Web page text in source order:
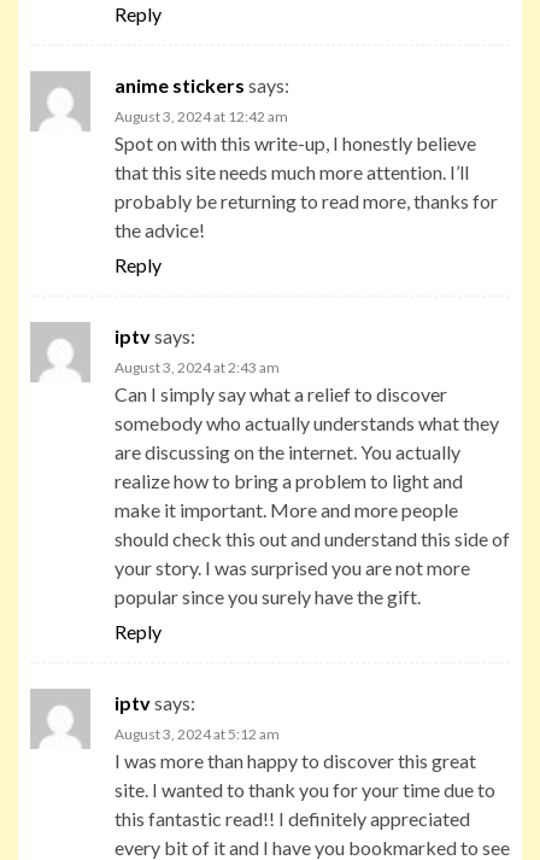
Reply
anime stickers says:
August 3, 2024 at 12:42 am
Spot on with this write-up, I honestly believe
that this site needs much more attention. I’ll
probably be returning to read more, thanks for
the advice!
Reply
iptvsays:
August 3, 2024 at 2:43 am
Can I simply say what a relief to discover
somebody who actually understands what they
are discussing on the internet. You actually
realize how to bring a problem to light and
make it important. More and more people
should check this out and understand this side of
your story. I was surprised you are not more
popular since you surely have the gift.
Reply
iptvsays:
August 3, 2024 at 5:12 am
I was more than happy to discover this great
site. I wanted to thank you for your time due to
this fantastic read!! I definitely appreciated
every bit of it and I have you bookmarked to see